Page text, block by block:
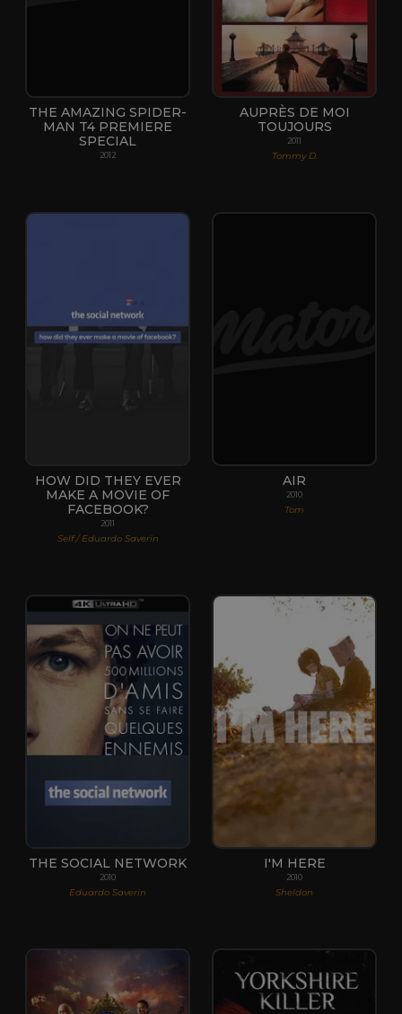
THE AMAZING SPIDER-
MAN T4 PREMIERE
SPECIAL
2012
AUPRÈS DE MOI
TOUJOURS
2011
Tommy D.
HOW DID THEY EVER
MAKE A MOVIE OF
FACEBOOK?
2011
Self / Eduardo Saverin
AIR
2010
Tom
THE SOCIAL NETWORK
2010
Eduardo Saverin
I'M HERE
2010
Sheldon